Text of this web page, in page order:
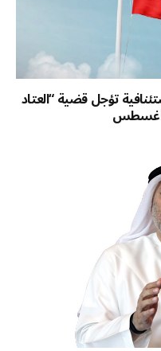
تؤجل قضية “العتاد